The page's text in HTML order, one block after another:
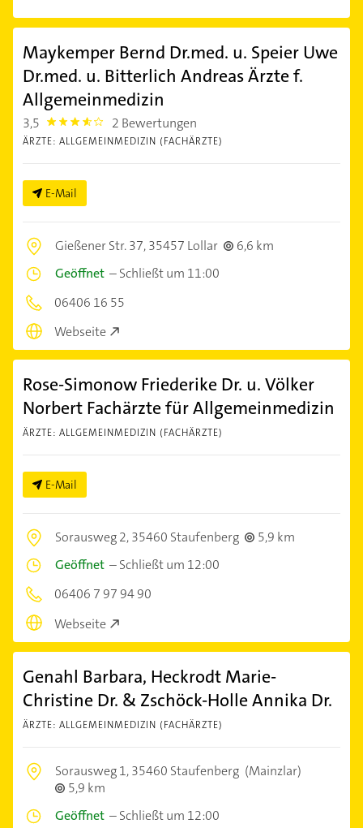
Maykemper Bernd Dr.med. u. Speier Uwe
Dr.med. u. Bitterlich Andreas Ärzte f.
Allgemeinmedizin
3,5 3.5 2 Bewertungen
ÄRZTE: ALLGEMEINMEDIZIN (FACHÄRZTE)
E-Mail
Gießener Str. 37,35457 Lollar
6,6 km
Geöffnet –Schließt um 11:00
06406 16 55
Webseite
Rose-Simonow Friederike Dr. u. Völker
Norbert Fachärzte für Allgemeinmedizin
ÄRZTE: ALLGEMEINMEDIZIN (FACHÄRZTE)
E-Mail
Sorausweg 2,35460 Staufenberg
5,9 km
Geöffnet –Schließt um 12:00
06406 7 97 94 90
Webseite
Genahl Barbara, Heckrodt Marie-
Christine Dr. & Zschöck-Holle Annika Dr.
ÄRZTE: ALLGEMEINMEDIZIN (FACHÄRZTE)
Sorausweg 1,35460 Staufenberg (Mainzlar)
5,9 km
Geöffnet –Schließt um 12:00